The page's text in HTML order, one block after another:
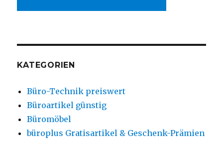
KATEGORIEN
Büro-Technik preiswert
Büroartikel günstig
Büromöbel
büroplus Gratisartikel & Geschenk-Prämien